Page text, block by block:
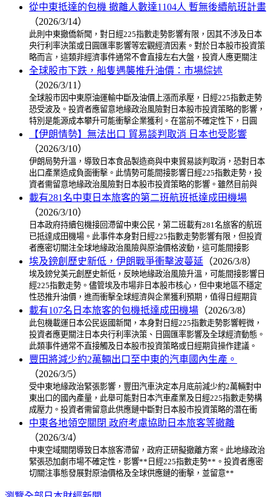
從中東抵達的包機 撤離人數達1104人 暫無後續航班計畫
（2026/3/14）
此則中東撤僑新聞，對日經225指數走勢影響有限，因其不涉及日本
央行利率決策或日圓匯率影響等宏觀經濟因素。對於日本股市投資策
略而言，這類非經濟事件通常不會直接左右大盤，投資人應更關注
全球股市下跌，船隻遇襲推升油價：市場綜述
（2026/3/11）
全球股市因中東原油運輸中斷及油價上漲而承壓，日經225指數走勢
恐受波及。投資者應留意地緣政治風險對日本股市投資策略的影響，
特別是能源成本攀升可能衝擊企業獲利。在當前不確定性下，日圓
【伊朗情勢】無法出口 貿易談判取消 日本也受影響
（2026/3/10）
伊朗局勢升溫，導致日本食品製造商與中東貿易談判取消，恐對日本
出口產業造成負面衝擊。此情勢可能間接影響日經225指數走勢，投
資者需留意地緣政治風險對日本股市投資策略的影響。雖然目前與
載有281名中東日本旅客的第二班航班抵達成田機場
（2026/3/10）
日本政府持續包機接回滯留中東公民，第二班載有281名旅客的航班
已抵達成田機場。此事件本身對日經225指數走勢影響有限，但投資
者應密切關注全球地緣政治風險與原油價格波動，這可能間接影
埃及鎊創歷史新低，伊朗戰爭衝擊波蔓延 （2026/3/8）
埃及鎊兌美元創歷史新低，反映地緣政治風險升溫，可能間接影響日
經225指數走勢。儘管埃及市場非日本股市核心，但中東地區不穩定
性恐推升油價，進而衝擊全球經濟與企業獲利預期，值得日經期貨
載有107名日本旅客的包機抵達成田機場 （2026/3/8）
此包機載運日本公民返國新聞，本身對日經225指數走勢影響輕微，
投資者應更關注日本央行利率決策、日圓匯率影響及全球經濟動態。
此類事件通常不直接觸及日本股市投資策略或日經期貨操作建議。
豐田將減少約2萬輛出口至中東的汽車國內生產。
（2026/3/5）
受中東地緣政治緊張影響，豐田汽車決定本月底前減少約2萬輛對中
東出口的國內產量，此舉可能對日本汽車產業及日經225指數走勢構
成壓力。投資者需留意此供應鏈中斷對日本股市投資策略的潛在衝
中東各地領空關閉 政府考慮協助日本旅客等撤離
（2026/3/4）
中東空域關閉導致日本旅客滯留，政府正研擬撤離方案。此地緣政治
緊張恐加劇市場不確定性，影響**日經225指數走勢**。投資者應密
切關注事態發展對原油價格及全球供應鏈的衝擊，並留意**